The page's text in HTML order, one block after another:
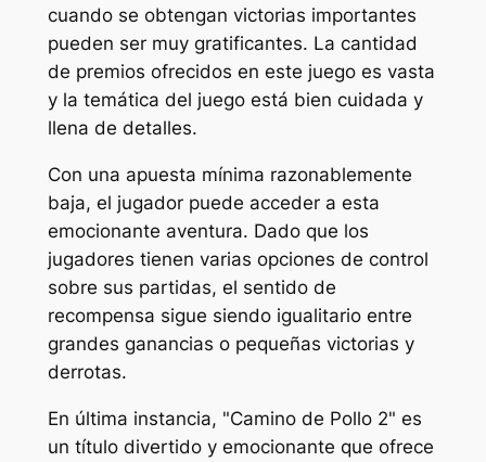
cuando se obtengan victorias importantes
pueden ser muy gratificantes. La cantidad
de premios ofrecidos en este juego es vasta
y la temática del juego está bien cuidada y
llena de detalles.
Con una apuesta mínima razonablemente
baja, el jugador puede acceder a esta
emocionante aventura. Dado que los
jugadores tienen varias opciones de control
sobre sus partidas, el sentido de
recompensa sigue siendo igualitario entre
grandes ganancias o pequeñas victorias y
derrotas.
En última instancia, "Camino de Pollo 2" es
un título divertido y emocionante que ofrece